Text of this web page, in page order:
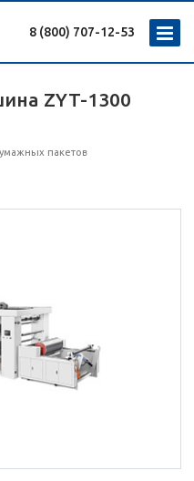
8 (800) 707-12-53
ZYT-1300
пакетов